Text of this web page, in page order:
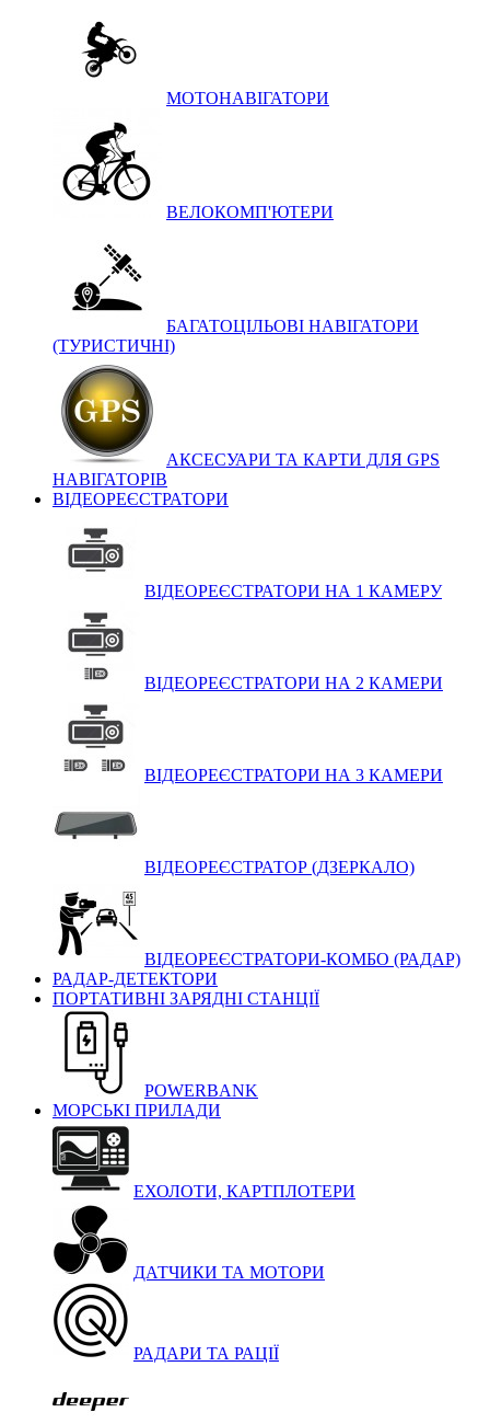
МОТОНАВІГАТОРИ
ВЕЛОКОМП'ЮТЕРИ
БАГАТОЦІЛЬОВІ НАВІГАТОРИ
(ТУРИСТИЧНІ)
АКСЕСУАРИ ТА КАРТИ ДЛЯ GPS
НАВІГАТОРІВ
ВІДЕОРЕЄСТРАТОРИ
ВІДЕОРЕЄСТРАТОРИ НА 1 КАМЕРУ
ВІДЕОРЕЄСТРАТОРИ НА 2 КАМЕРИ
ВІДЕОРЕЄСТРАТОРИ НА 3 КАМЕРИ
ВІДЕОРЕЄСТРАТОР (ДЗЕРКАЛО)
ВІДЕОРЕЄСТРАТОРИ-КОМБО (РАДАР)
РАДАР-ДЕТЕКТОРИ
ПОРТАТИВНІ ЗАРЯДНІ СТАНЦІЇ
POWERBANK
МОРСЬКІ ПРИЛАДИ
ЕХОЛОТИ, КАРТПЛОТЕРИ
ДАТЧИКИ ТА МОТОРИ
РАДАРИ ТА РАЦІЇ